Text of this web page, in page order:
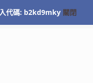
0 items Checkout
代碼: b2kd9mky 關閉